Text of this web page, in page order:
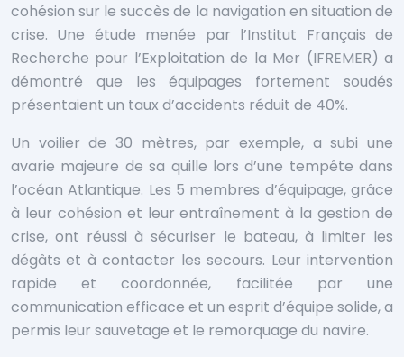
cohésion sur le succès de la navigation en situation de
crise. Une étude menée par l’Institut Français de
Recherche pour l’Exploitation de la Mer (IFREMER) a
démontré que les équipages fortement soudés
présentaient un taux d’accidents réduit de 40%.
Un voilier de 30 mètres, par exemple, a subi une
avarie majeure de sa quille lors d’une tempête dans
l’océan Atlantique. Les 5 membres d’équipage, grâce
à leur cohésion et leur entraînement à la gestion de
crise, ont réussi à sécuriser le bateau, à limiter les
dégâts et à contacter les secours. Leur intervention
rapide et coordonnée, facilitée par une
communication efficace et un esprit d’équipe solide, a
permis leur sauvetage et le remorquage du navire.